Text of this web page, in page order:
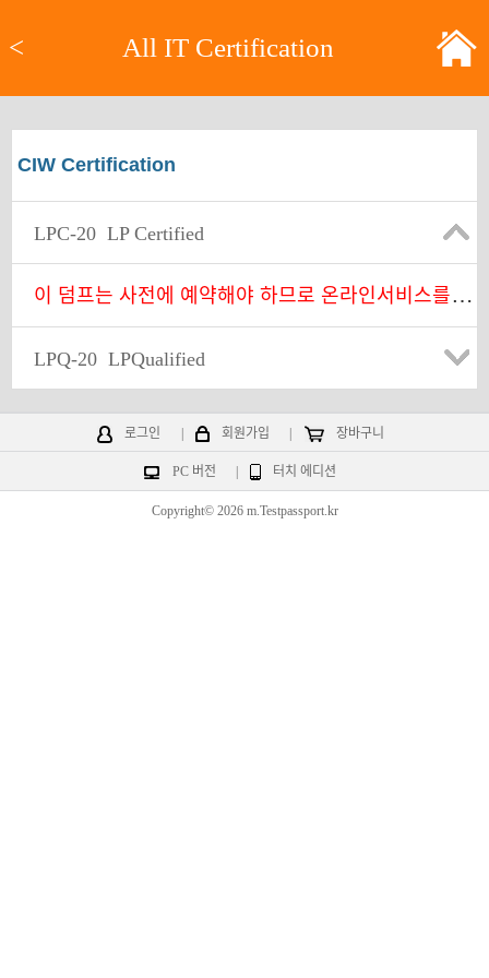
< All IT Certification
CIW Certification
LPC-20 LP Certified
이
덤프는 사전에 예약해야 하므로 온라인서비스를 찾아주세요.
LPQ-20 LPQualified
로그인 회원가입 장바구니
PC 버전 터치 에디션
Copyright© 2026 m.Testpassport.kr